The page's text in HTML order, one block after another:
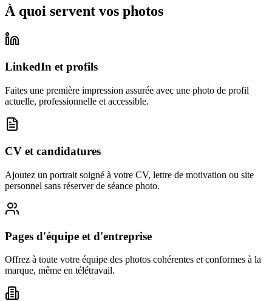
À quoi servent vos photos
LinkedIn et profils
Faites une première impression assurée avec une photo de profil
actuelle, professionnelle et accessible.
CV et candidatures
Ajoutez un portrait soigné à votre CV, lettre de motivation ou site
personnel sans réserver de séance photo.
Pages d'équipe et d'entreprise
Offrez à toute votre équipe des photos cohérentes et conformes à la
marque, même en télétravail.